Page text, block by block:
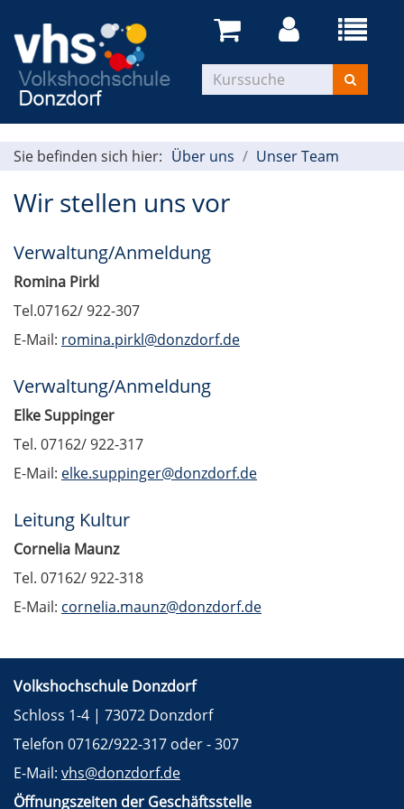
Menü
Kurse
suchen
Sie befinden sich hier: Über uns Unser Team
Wir stellen uns vor
Verwaltung/Anmeldung
Romina Pirkl
Tel.07162/ 922-307
E-Mail: romina.pirkl@donzdorf.de
Verwaltung/Anmeldung
Elke Suppinger
Tel. 07162/ 922-317
E-Mail: elke.suppinger@donzdorf.de
Leitung Kultur
Cornelia Maunz
Tel. 07162/ 922-318
E-Mail: cornelia.maunz@donzdorf.de
Volkshochschule Donzdorf
Schloss 1-4 | 73072 Donzdorf
Telefon 07162/922-317 oder - 307
E-Mail: vhs@donzdorf.de
Öffnungszeiten der Geschäftsstelle